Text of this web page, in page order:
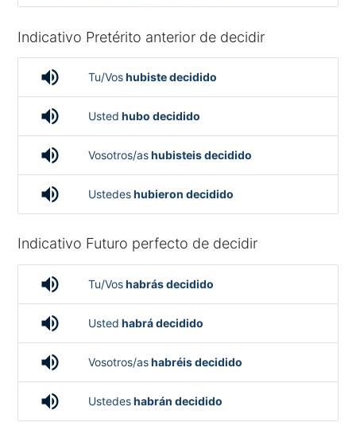
Indicativo Pretérito anterior de decidir
volume_up Tu/Voshubiste decidido
volume_up Usted hubo decidido
volume_up Vosotros/ashubisteis decidido
volume_up Ustedeshubieron decidido
Indicativo Futuro perfecto de decidir
volume_up Tu/Voshabrás decidido
volume_up Usted habrá decidido
volume_up Vosotros/ashabréis decidido
volume_up Ustedeshabrán decidido